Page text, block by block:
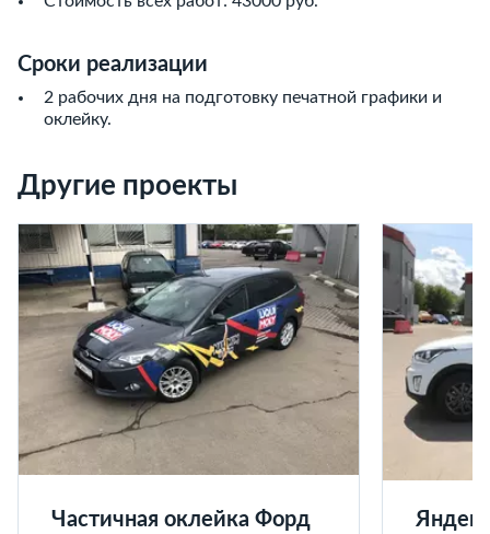
Сроки реализации
2 рабочих дня на подготовку печатной графики и
оклейку.
Другие проекты
Частичная оклейка Форд